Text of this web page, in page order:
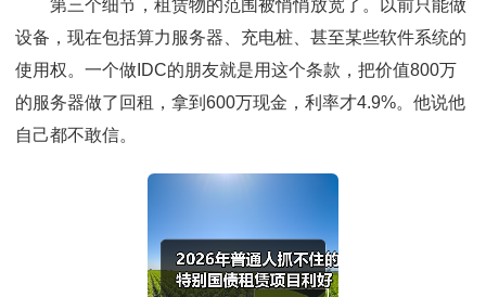
第三个细节，租赁物的范围被悄悄放宽了。以前只能做
设备，现在包括算力服务器、充电桩、甚至某些软件系统的
使用权。一个做IDC的朋友就是用这个条款，把价值800万
的服务器做了回租，拿到600万现金，利率才4.9%。他说他
自己都不敢信。